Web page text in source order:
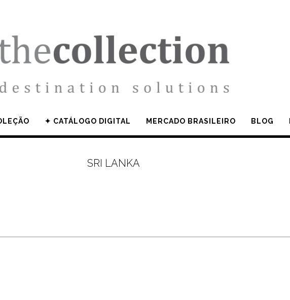
✦ CATÁLOGO DIGITAL MERCADO BRASILEIRO BLOG
SRI LANKA